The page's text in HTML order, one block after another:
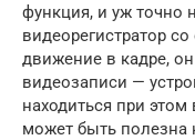
функция, и уж точно
видеорегистратор
движение в кадре,
видеозаписи —
находиться при
может быть полезна